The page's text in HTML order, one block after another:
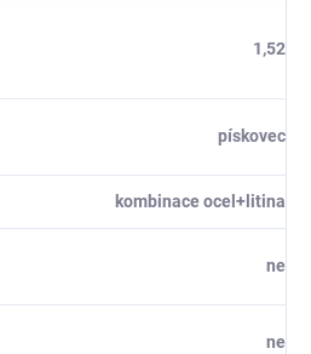
1,52
pískovec
kombinace ocel+litina
ne
ne